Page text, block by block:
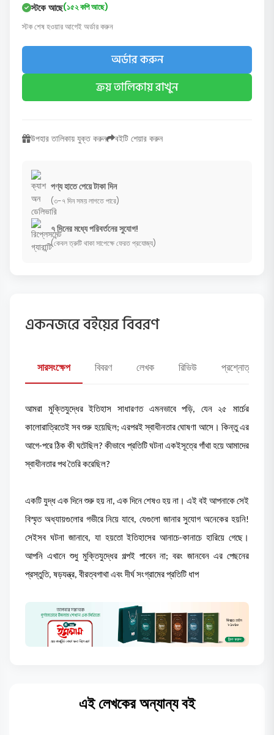
স্টকে আছে(১৫২ কপি আছে)
স্টক শেষ হওয়ার আগেই অর্ডার করুন
অর্ডার করুন
ক্রয় তালিকায় রাখুন
উপহার তালিকায় যুক্ত করুন বইটি শেয়ার করুন
পণ্য হাতে পেয়ে টাকা দিন
(৩-৭ দিন সময় লাগতে পারে)
৭ দিনের মধ্যে পরিবর্তনের সুযোগ!
(কেবল ত্রুটি থাকা সাপেক্ষে ফেরত প্রযোজ্য)
একনজরে বইয়ের বিবরণ
সারসংক্ষেপ বিবরণ লেখক রিভিউ প্রশ্নোত্তর
আমরা মুক্তিযুদ্ধের ইতিহাস সাধারণত এমনভাবে পড়ি, যেন ২৫ মার্চের
কালোরাত্রিতেই সব শুরু হয়েছিল; এরপরই স্বাধীনতার ঘোষণা আসে। কিন্তু এর
আগে-পরে ঠিক কী ঘটেছিল? কীভাবে প্রতিটি ঘটনা একইসূত্রে গাঁথা হয়ে আমাদের
স্বাধীনতার পথ তৈরি করেছিল?
একটি যুদ্ধ এক দিনে শুরু হয় না, এক দিনে শেষও হয় না। এই বই আপনাকে সেই
বিস্মৃত অধ্যায়গুলোর গভীরে নিয়ে যাবে, যেগুলো জানার সুযোগ অনেকের হয়নি!
সেইসব ঘটনা জানাবে, যা হয়তো ইতিহাসের আনাচে-কানাচে হারিয়ে গেছে।
আপনি এখানে শুধু মুক্তিযুদ্ধের গল্পই পাবেন না; বরং জানবেন এর পেছনের
প্রস্তুতি, ষড়যন্ত্র, বীরত্বগাথা এবং দীর্ঘ সংগ্রামের প্রতিটি ধাপ
এই লেখকের অন্যান্য বই